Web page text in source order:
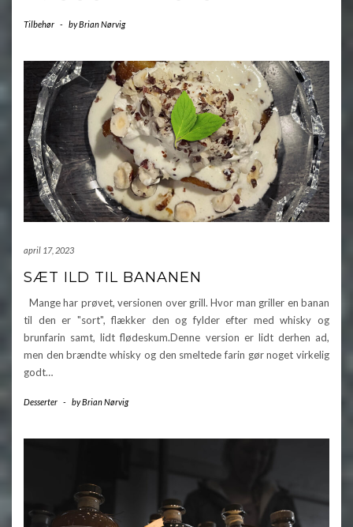
Tilbehør - byBrian Nørvig
april 17, 2023
SÆT ILD TIL BANANEN
Mange har prøvet, versionen over grill. Hvor man griller en banan
til den er "sort", flækker den og fylder efter med whisky og
brunfarin samt, lidt flødeskum.Denne version er lidt derhen ad,
men den brændte whisky og den smeltede farin gør noget virkelig
godt…
Desserter - byBrian Nørvig